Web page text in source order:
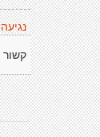
קשור